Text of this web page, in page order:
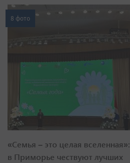
8 фото
«Семья – это целая вселенная»:
в Приморье чествуют лучших